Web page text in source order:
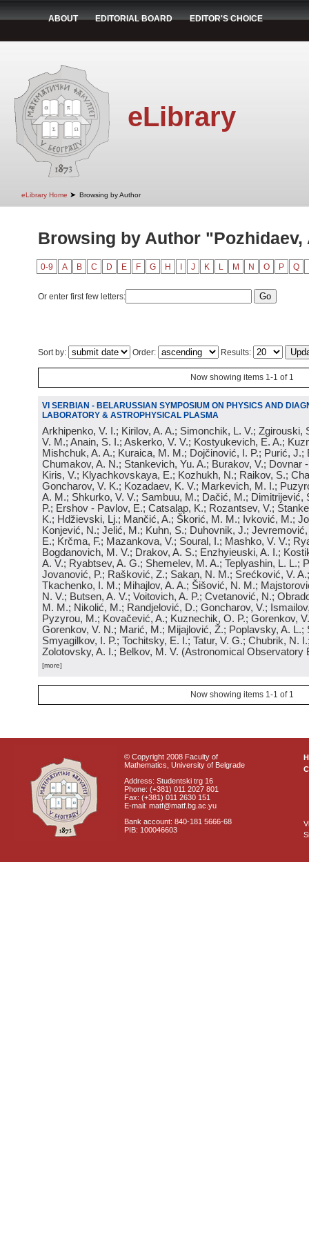
ABOUT EDITORIAL BOARD EDITOR'S CHOICE
eLibrary
eLibrary Home ➤ Browsing by Author
Browsing by Author "Pozhidaev,
0-9 A B C D E F G H J K L M N O P Q
Or enter first few letters:
Sort by: Order: Results:
Now showing items 1-1 of 1
VI SERBIAN - BELARUSSIAN SYMPOSIUM ON PHYSICS AND
LABORATORY & ASTROPHYSICAL PLASMA
Arkhipenko, V. I.; Kirilov, A. A.; Simonchik, L. V.; Zgirouski,
V. M.; Anain, S. I.; Askerko, V. V.; Kostyukevich, E. A.;
Mishchuk, A. A.; Kuraica, M. M.; Dojčinović, I. P.; Purić, J.;
Chumakov, A. N.; Stankevich, Yu. A.; Burakov, V.; Dovnar
Kiris, V.; Klyachkovskaya, E.; Kozhukh, N.; Raikov, S.;
Goncharov, V. K.; Kozadaev, K. V.; Markevich, M. I.;
A. M.; Shkurko, V. V.; Sambuu, M.; Dačić, M.; Dimitrijević,
P.; Ershov - Pavlov, E.; Catsalap, K.; Rozantsev, V.;
K.; Hdžievski, Lj.; Mančić, A.; Škorić, M. M.; Ivković, M.;
Konjević, N.; Jelić, M.; Kuhn, S.; Duhovnik, J.;
E.; Krčma, F.; Mazankova, V.; Soural, I.; Mashko, V. V.;
Bogdanovich, M. V.; Drakov, A. S.; Enzhyieuski, A. I.;
A. V.; Ryabtsev, A. G.; Shemelev, M. A.; Teplyashin, L. L.;
Jovanović, P.; Rašković, Z.; Sakan, N. M.; Srećković, V.
Tkachenko, I. M.; Mihajlov, A. A.; Šišović, N. M.;
N. V.; Butsen, A. V.; Voitovich, A. P.; Cvetanović, N.;
M. M.; Nikolić, M.; Randjelović, D.; Goncharov, V.;
Pyzyrou, M.; Kovačević, A.; Kuznechik, O. P.; Gorenkov,
Gorenkov, V. N.; Marić, M.; Mijajlović, Ž.; Poplavsky, A. L.;
Smyagilkov, I. P.; Tochitsky, E. I.; Tatur, V. G.; Chubrik, N.
Zolotovsky, A. I.; Belkov, M. V. (Astronomical Observatory
[more]
Now showing items 1-1 of 1
© Copyright 2008 Faculty of
Mathematics, University of Belgrade
Address: Studentski trg 16
Phone: (+381) 011 2027 801
Fax: (+381) 011 2630 151
E-mail: matf@matf.bg.ac.yu
Bank account: 840-181 5666-68
PIB: 100046603